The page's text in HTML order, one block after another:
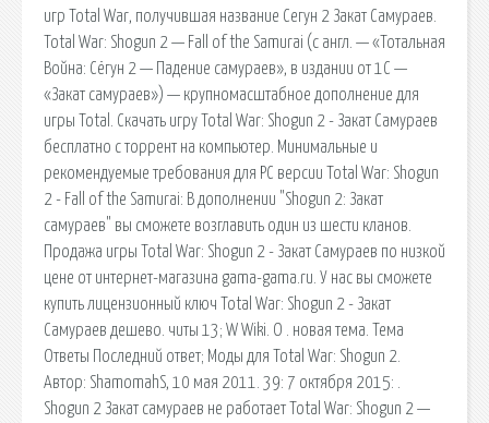
игр Total War, получившая название Сегун 2 Закат Самураев.
Total War: Shogun 2 — Fall of the Samurai (с англ. — «Тотальная
Война: Сёгун 2 — Падение самураев», в издании от 1С —
«Закат самураев») — крупномасштабное дополнение для
игры Total. Скачать игру Total War: Shogun 2 - Закат Самураев
бесплатно c торрент на компьютер. Минимальные и
рекомендуемые требования для PC версии Total War: Shogun
2 - Fall of the Samurai: В дополнении "Shogun 2: Закат
самураев" вы сможете возглавить один из шести кланов.
Продажа игры Total War: Shogun 2 - Закат Самураев по низкой
цене от интернет-магазина gama-gama.ru. У нас вы сможете
купить лицензионный ключ Total War: Shogun 2 - Закат
Самураев дешево. читы 13; W Wiki. О . новая тема. Тема
Ответы Последний ответ; Моды для Total War: Shogun 2.
Автор: ShamomahS, 10 мая 2011. 39: 7 октября 2015: .
Shogun 2 Закат самураев не работает Total War: Shogun 2 —